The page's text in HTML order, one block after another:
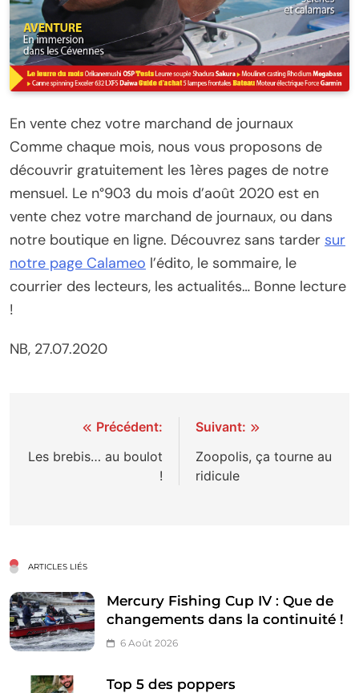
En vente chez votre marchand de journaux
Comme chaque mois, nous vous proposons de
découvrir gratuitement les 1ères pages de notre
mensuel. Le n°903 du mois d’août 2020 est en
vente chez votre marchand de journaux, ou dans
notre boutique en ligne. Découvrez sans tarder sur
notre page Calameo l’édito, le sommaire, le
courrier des lecteurs, les actualités… Bonne lecture
!
NB, 27.07.2020
Navigation
de
Précédent:
Les brebis… au boulot
!
Suivant:
Zoopolis, ça tourne au
ridicule
ARTICLES LIÉS
Mercury Fishing Cup IV : Que de
changements dans la continuité !
6 Août 2026
Top 5 des poppers